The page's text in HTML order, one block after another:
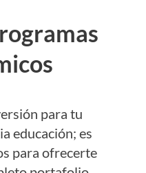
para tu
educación; es
para ofrecerte